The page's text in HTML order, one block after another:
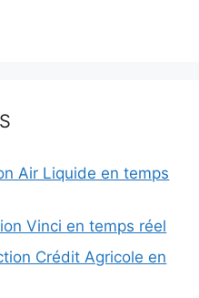
Air Liquide en temps
Vinci en temps réel
Crédit Agricole en